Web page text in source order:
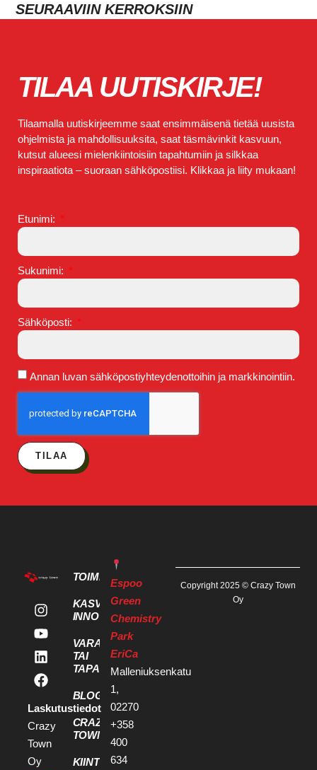
SEURAAVIIN KERROKSIIN
TILAA UUTISKIRJE!
Tilaamalla uutiskirjeemme saat ensimmäisenä tietää uusista
ohjelmista ja mahdollisuuksita, saat täsmävinkit kasvuun,
kutsut alueesi mielenkiintoisiin tapahtumiin ja silkkaa
inspiraatiota – suoraan sähköpostiisi. Klikkaa ja liity mukaan!
Etunimi:
Sukunimi:
Sähköposti:
Annan luvan sähköpostiyhteydenottoihin ja markkinointiin.
TILAA
Laskutustiedot
Crazy
Town
Oy
TOIMITILAT
KASVU- JA
INNOVAATIOPALVELUT
VARAA KOKOUS
TAI
TAPAHTUMATILA
BLOGI
CRAZY
TOWN
KIINTEISTÖKEHITTÄJILLE
Espoo
Green
Chemistry
Park
EriCa
Malleniuksenkatu
1,
02270
+358
400
634
Copyright 2025 © Crazy Town
Oy